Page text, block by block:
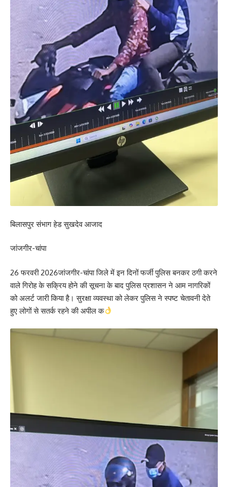
बिलासपुर संभाग हेड सुखदेव आजाद
जांजगीर-चांपा
26 फरवरी 2026जांजगीर-चांपा जिले में इन दिनों फर्जी पुलिस बनकर ठगी करने
वाले गिरोह के सक्रिय होने की सूचना के बाद पुलिस प्रशासन ने आम नागरिकों
को अलर्ट जारी किया है। सुरक्षा व्यवस्था को लेकर पुलिस ने स्पष्ट चेतावनी देते
हुए लोगों से सतर्क रहने की अपील क